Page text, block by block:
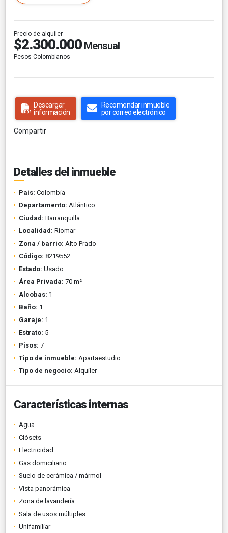
Precio de alquiler
$2.300.000 Mensual
Pesos Colombianos
Descargar
información
Recomendar inmueble
por correo electrónico
Compartir
Detalles del inmueble
País: Colombia
Departamento: Atlántico
Ciudad: Barranquilla
Localidad: Riomar
Zona / barrio: Alto Prado
Código: 8219552
Estado: Usado
Área Privada: 70 m²
Alcobas: 1
Baño: 1
Garaje: 1
Estrato: 5
Pisos: 7
Tipo de inmueble: Apartaestudio
Tipo de negocio: Alquiler
Características internas
Agua
Clósets
Electricidad
Gas domiciliario
Suelo de cerámica / mármol
Vista panorámica
Zona de lavandería
Sala de usos múltiples
Unifamiliar